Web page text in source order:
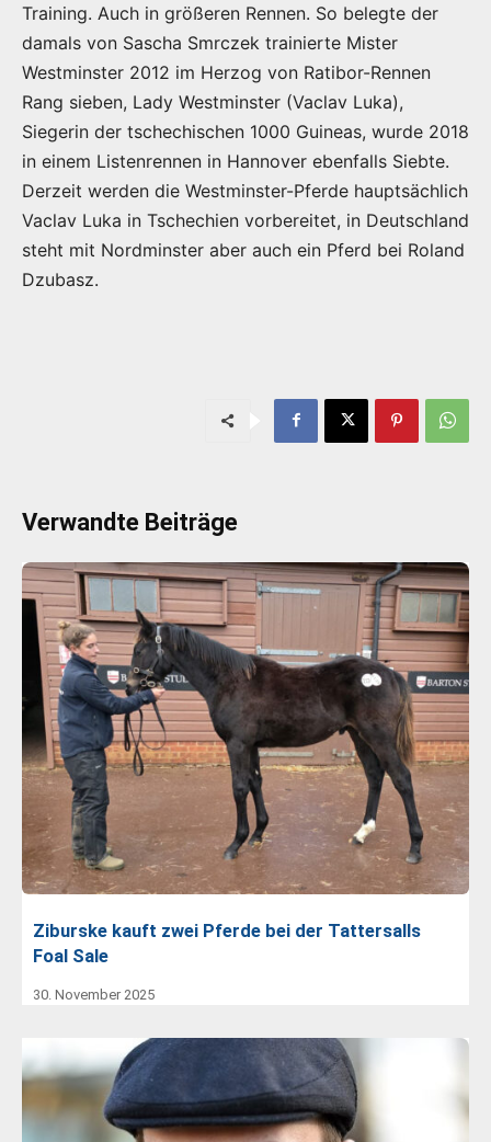
Training. Auch in größeren Rennen. So belegte der
damals von Sascha Smrczek trainierte Mister
Westminster 2012 im Herzog von Ratibor-Rennen
Rang sieben, Lady Westminster (Vaclav Luka),
Siegerin der tschechischen 1000 Guineas, wurde 2018
in einem Listenrennen in Hannover ebenfalls Siebte.
Derzeit werden die Westminster-Pferde hauptsächlich
Vaclav Luka in Tschechien vorbereitet, in Deutschland
steht mit Nordminster aber auch ein Pferd bei Roland
Dzubasz.
Verwandte Beiträge
Ziburske kauft zwei Pferde bei der Tattersalls
Foal Sale
30. November 2025